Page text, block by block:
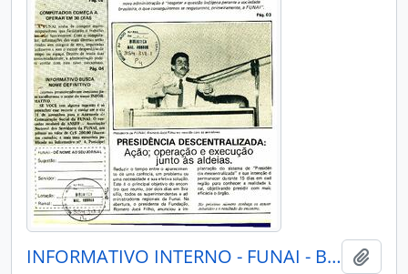
INFORMATIVO INTERNO - FUNAI - BRASÍLIA DF FUNAI - 1986 - Nº01